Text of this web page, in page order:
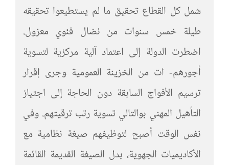
شمل كل القطاع تحقيق ما لم يستطيعوا تحقيقه
طيلة خمس سنوات من نضال فئوي معزول.
اضطرت الدولة إلى اعتماد آلية مركزية لتسوية
أجورهم- ات من الخزينة العمومية وجرى إقرار
ترسيم الأفواج السابقة دون الحاجة إلى اجتياز
التأهيل المهني بوالتالي تسوية رتب ترقيتهم. وفي
نفس الوقت أصبح لتوظيفهم صيغة نظامية مع
الأكاديميات الجهوية، بدل الصيغة القديمة القائمة